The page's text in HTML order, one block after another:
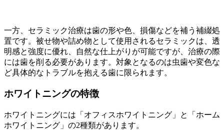
一方、セラミック治療は歯の形や色、損傷などを補う補綴処
置です。被せ物や詰め物として使用されるセラミックは、透
明感と強度に優れ、自然な仕上がりが可能ですが、治療の際
には歯を削る必要があります。対象となるのは虫歯や変色な
ど具体的なトラブルを抱える歯に限られます。
ホワイトニングの特徴
ホワイトニングには「オフィスホワイトニング」と「ホーム
ホワイトニング」の2種類があります。